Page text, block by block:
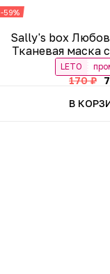
-59%
Sally's box
Тканевая маска
LETO
170 ₽
В